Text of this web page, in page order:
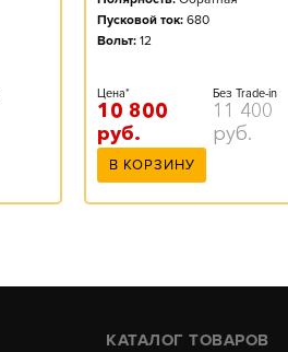
Пусковой ток: 680
Вольт: 12
Цена*
10 800
руб.
Без Trade-in
11 400
руб.
В КОРЗИНУ
КАТАЛОГ ТОВАРОВ